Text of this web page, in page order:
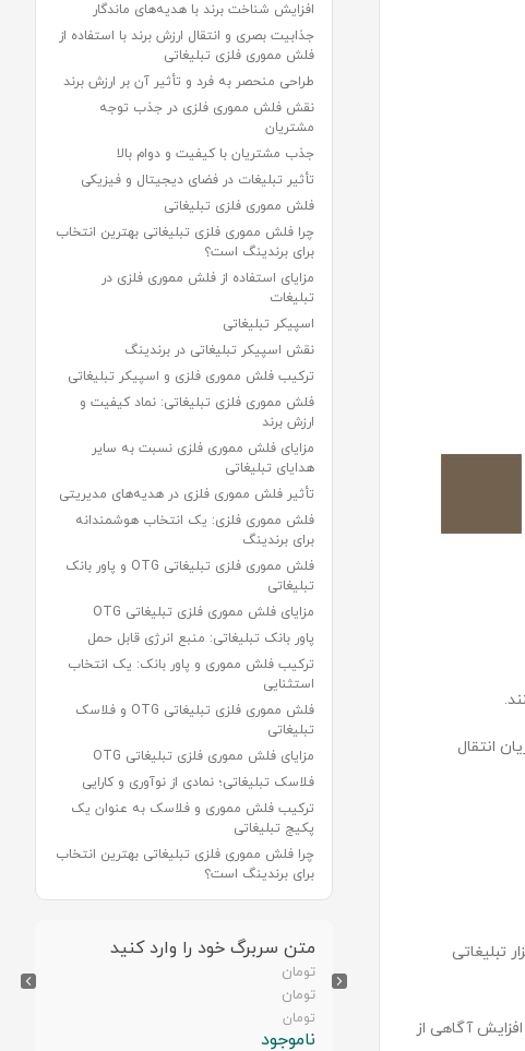
انتقال
تبلیغاتی
آگاهی از
افزایش شناخت برند با هدیه‌های ماندگار
جذابیت بصری و انتقال ارزش برند با استفاده از
فلش مموری فلزی تبلیغاتی
طراحی منحصر به فرد و تأثیر آن بر ارزش برند
نقش فلش مموری فلزی در جذب توجه
مشتریان
جذب مشتریان با کیفیت و دوام بالا
تأثیر تبلیغات در فضای دیجیتال و فیزیکی
فلش مموری فلزی تبلیغاتی
چرا فلش مموری فلزی تبلیغاتی بهترین انتخاب
برای برندینگ است؟
مزایای استفاده از فلش مموری فلزی در
تبلیغات
اسپیکر تبلیغاتی
نقش اسپیکر تبلیغاتی در برندینگ
ترکیب فلش مموری فلزی و اسپیکر تبلیغاتی
فلش مموری فلزی تبلیغاتی: نماد کیفیت و
ارزش برند
مزایای فلش مموری فلزی نسبت به سایر
هدایای تبلیغاتی
تأثیر فلش مموری فلزی در هدیه‌های مدیریتی
فلش مموری فلزی: یک انتخاب هوشمندانه
برای برندینگ
فلش مموری فلزی تبلیغاتی OTG و پاور بانک
تبلیغاتی
مزایای فلش مموری فلزی تبلیغاتی OTG
پاور بانک تبلیغاتی: منبع انرژی قابل حمل
ترکیب فلش مموری و پاور بانک: یک انتخاب
استثنایی
فلش مموری فلزی تبلیغاتی OTG و فلاسک
تبلیغاتی
مزایای فلش مموری فلزی تبلیغاتی OTG
فلاسک تبلیغاتی؛ نمادی از نوآوری و کارایی
ترکیب فلش مموری و فلاسک به عنوان یک
پکیج تبلیغاتی
چرا فلش مموری فلزی تبلیغاتی بهترین انتخاب
برای برندینگ است؟
وارد کنید متن سربرگ خود را وارد کنید
تومان
تومان
تومان
ناموجود